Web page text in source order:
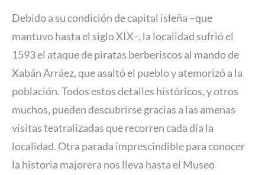
Debido a su condición de capital isleña –que
mantuvo hasta el siglo XIX–, la localidad sufrió el
1593 el ataque de piratas berberiscos al mando de
Xabán Arráez, que asaltó el pueblo y atemorizó a la
población. Todos estos detalles históricos, y otros
muchos, pueden descubrirse gracias a las amenas
visitas teatralizadas que recorren cada día la
localidad. Otra parada imprescindible para conocer
la historia majorera nos lleva hasta el Museo